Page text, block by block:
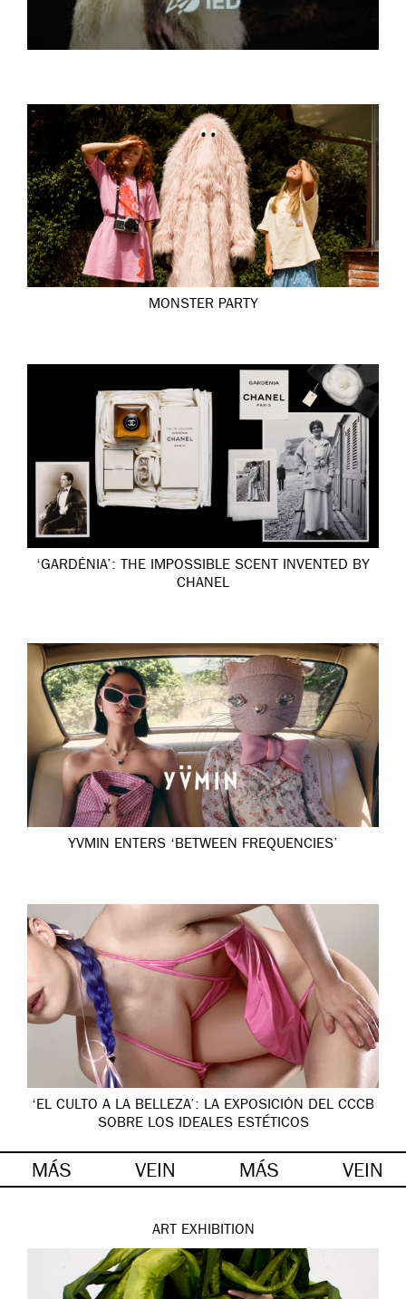
MONSTER PARTY
‘GARDÉNIA’: THE IMPOSSIBLE SCENT INVENTED BY
CHANEL
YVMIN ENTERS ‘BETWEEN FREQUENCIES’
‘EL CULTO A LA BELLEZA’: LA EXPOSICIÓN DEL CCCB
SOBRE LOS IDEALES ESTÉTICOS
MÁS VEIN MÁS VEIN
ART EXHIBITION